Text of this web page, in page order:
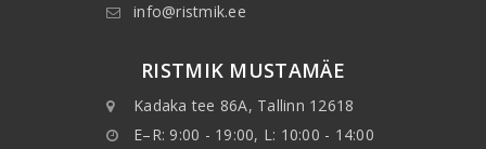
info@ristmik.ee
RISTMIK MUSTAMÄE
Kadaka tee 86A, Tallinn 12618
E–R: 9:00 - 19:00, L: 10:00 - 14:00